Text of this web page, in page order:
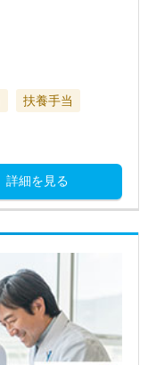
扶養手当
詳細を見る